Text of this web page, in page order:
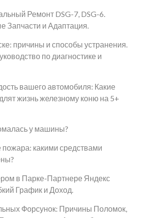
Ремонт DSG-7, DSG-6.
Запчасти и Адаптация.
причины и способы устранения.
по диагностике и
вашего автомобиля: Какие
жизнь железному коню на 5+
у машины?
пожара: какими средствами
в Парке-Партнере Яндекс
График и Доход.
Форсунок: Причины Поломок,